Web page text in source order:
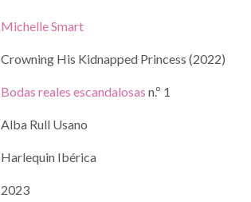
Michelle Smart
Crowning His Kidnapped Princess (2022)
Bodas reales escandalosas n.º 1
Alba Rull Usano
Harlequin Ibérica
2023